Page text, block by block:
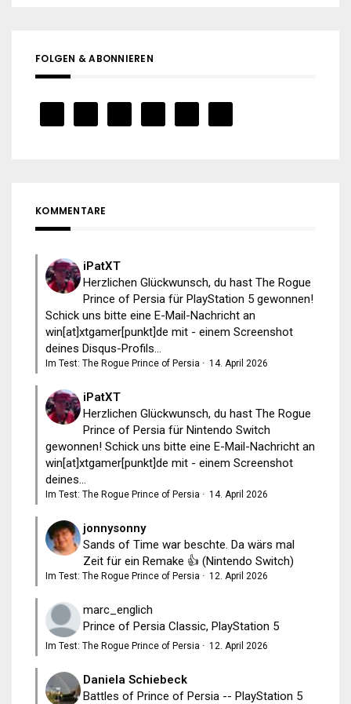
FOLGEN & ABONNIEREN
KOMMENTARE
iPatXT
Herzlichen Glückwunsch, du hast The Rogue
Prince of Persia für PlayStation 5 gewonnen!
Schick uns bitte eine E-Mail-Nachricht an
win[at]xtgamer[punkt]de mit - einem Screenshot
deines Disqus-Profils...
Im Test: The Rogue Prince of Persia · 14. April 2026
iPatXT
Herzlichen Glückwunsch, du hast The Rogue
Prince of Persia für Nintendo Switch
gewonnen! Schick uns bitte eine E-Mail-Nachricht an
win[at]xtgamer[punkt]de mit - einem Screenshot
deines...
Im Test: The Rogue Prince of Persia · 14. April 2026
jonnysonny
Sands of Time war beschte. Da wärs mal
Zeit für ein Remake 👍 (Nintendo Switch)
Im Test: The Rogue Prince of Persia · 12. April 2026
marc_englich
Prince of Persia Classic, PlayStation 5
Im Test: The Rogue Prince of Persia · 12. April 2026
Daniela Schiebeck
Battles of Prince of Persia -- PlayStation 5